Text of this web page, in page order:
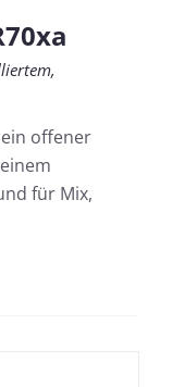
ein offener
für Mix,